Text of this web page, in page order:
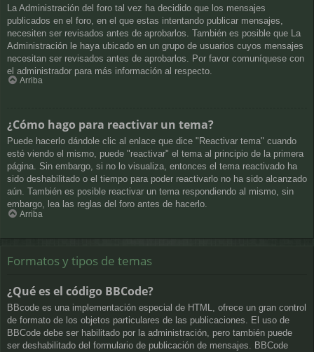
La Administración del foro tal vez ha decidido que los mensajes
publicados en el foro, en el que estas intentando publicar mensajes,
necesiten ser revisados antes de aprobarlos. También es posible que La
Administración le haya ubicado en un grupo de usuarios cuyos mensajes
necesitan ser revisados antes de aprobarlos. Por favor comuníquese con
el administrador para más información al respecto.
Arriba
¿Cómo hago para reactivar un tema?
Puede hacerlo dándole clic al enlace que dice "Reactivar tema" cuando
esté viendo el mismo, puede "reactivar" el tema al principio de la primera
página. Sin embargo, si no lo visualiza, entonces el tema reactivado ha
sido deshabilitado o el tiempo para poder reactivarlo no ha sido alcanzado
aún. También es posible reactivar un tema respondiendo al mismo, sin
embargo, lea las reglas del foro antes de hacerlo.
Arriba
Formatos y tipos de temas
¿Qué es el código BBCode?
BBcode es una implementación especial de HTML, ofrece un gran control
de formato de los objetos particulares de las publicaciones. El uso de
BBCode debe ser habilitado por la administración, pero también puede
ser deshabilitado del formulario de publicación de mensajes. BBCode